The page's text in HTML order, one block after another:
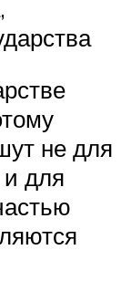
не для
и для